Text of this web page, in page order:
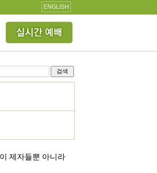
ENGLISH
검색
제자들뿐 아니라